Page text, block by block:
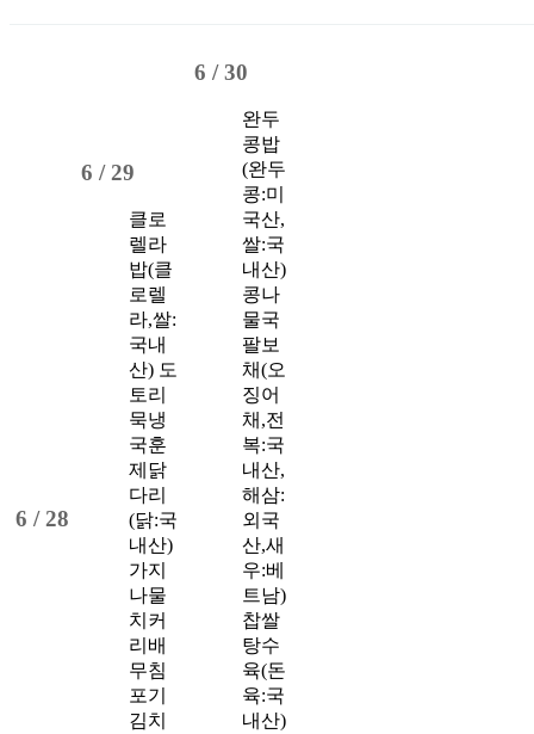
6 /28
6 /29
클로
렐라
밥(클
로렐
라,쌀:
국내
산) 도
토리
묵냉
국훈
제닭
다리
(닭:국
내산)
가지
나물
치커
리배
무침
포기
김치
6 /30
완두
콩밥
(완두
콩:미
국산,
쌀:국
내산)
콩나
물국
팔보
채(오
징어
채,전
복:국
내산,
해삼:
외국
산,새
우:베
트남)
찹쌀
탕수
육(돈
육:국
내산)